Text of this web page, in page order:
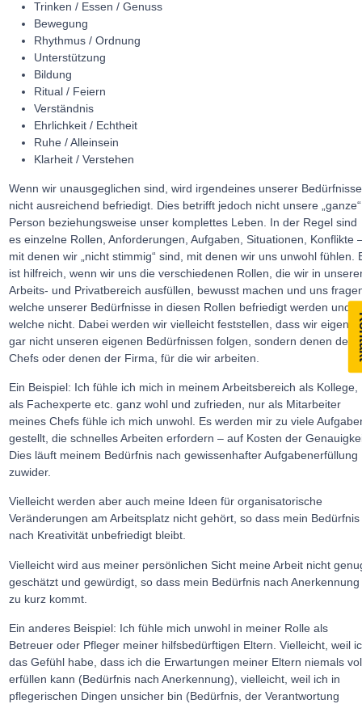
Trinken / Essen / Genuss
Bewegung
Rhythmus / Ordnung
Unterstützung
Bildung
Ritual / Feiern
Verständnis
Ehrlichkeit / Echtheit
Ruhe / Alleinsein
Klarheit / Verstehen
Wenn wir unausgeglichen sind, wird irgendeines unserer Bedürfnisse
nicht ausreichend befriedigt. Dies betrifft jedoch nicht unsere „ganze“
Person beziehungsweise unser komplettes Leben. In der Regel sind
es einzelne Rollen, Anforderungen, Aufgaben, Situationen, Konflikte
mit denen wir „nicht stimmig“ sind, mit denen wir uns unwohl fühlen.
ist hilfreich, wenn wir uns die verschiedenen Rollen, die wir in
Arbeits- und Privatbereich ausfüllen, bewusst machen und uns
welche unserer Bedürfnisse in diesen Rollen befriedigt werden und
welche nicht. Dabei werden wir vielleicht feststellen, dass wir
gar nicht unseren eigenen Bedürfnissen folgen, sondern denen des
Chefs oder denen der Firma, für die wir arbeiten.
Ein Beispiel: Ich fühle ich mich in meinem Arbeitsbereich als Kollege,
als Fachexperte etc. ganz wohl und zufrieden, nur als Mitarbeiter
meines Chefs fühle ich mich unwohl. Es werden mir zu viele
gestellt, die schnelles Arbeiten erfordern – auf Kosten der
Dies läuft meinem Bedürfnis nach gewissenhafter Aufgabenerfüllung
zuwider.
Vielleicht werden aber auch meine Ideen für organisatorische
Veränderungen am Arbeitsplatz nicht gehört, so dass mein Bedürfnis
nach Kreativität unbefriedigt bleibt.
Vielleicht wird aus meiner persönlichen Sicht meine Arbeit nicht
geschätzt und gewürdigt, so dass mein Bedürfnis nach Anerkennung
zu kurz kommt.
Ein anderes Beispiel: Ich fühle mich unwohl in meiner Rolle als
Betreuer oder Pfleger meiner hilfsbedürftigen Eltern. Vielleicht, weil
das Gefühl habe, dass ich die Erwartungen meiner Eltern niemals
erfüllen kann (Bedürfnis nach Anerkennung), vielleicht, weil ich in
pflegerischen Dingen unsicher bin (Bedürfnis, der Verantwortung